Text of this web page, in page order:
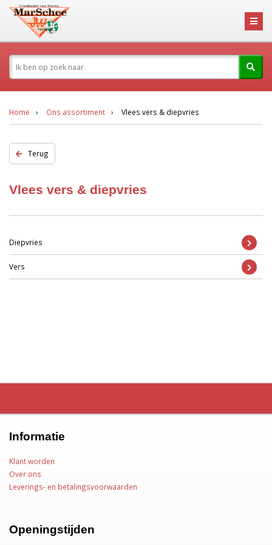
Home Ons assortiment Vlees vers & diepvries
Terug
Vlees vers & diepvries
Diepvries
Vers
Informatie
Klant worden
Over ons
Leverings- en betalingsvoorwaarden
Openingstijden